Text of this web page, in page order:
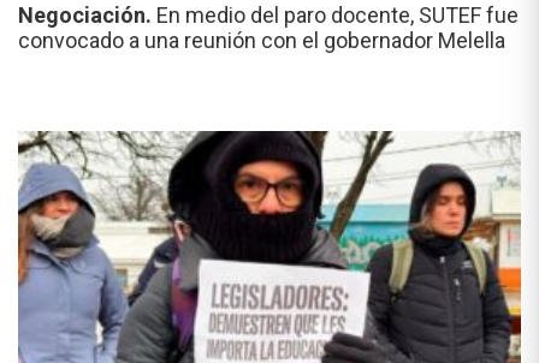
Negociación. En medio del paro docente, SUTEF fue
convocado a una reunión con el gobernador Melella